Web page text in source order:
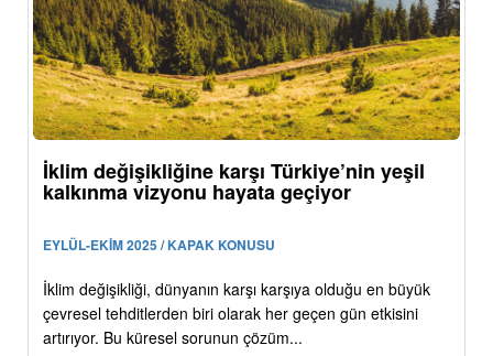
İklim değişikliğine karşı Türkiye’nin yeşil
kalkınma vizyonu hayata geçiyor
EYLÜL-EKİM 2025 / KAPAK KONUSU
İklim değişikliği, dünyanın karşı karşıya olduğu en büyük
çevresel tehditlerden biri olarak her geçen gün etkisini
artırıyor. Bu küresel sorunun çözüm...